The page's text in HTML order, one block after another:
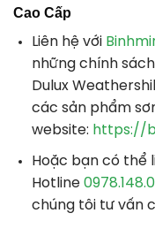
Cao Cấp
Liên hệ với
những chính
Dulux
các sản phẩm
website: https://
Hoặc bạn có thể
Hotline
chúng tôi tư vấn